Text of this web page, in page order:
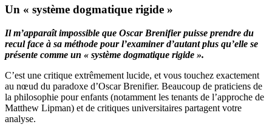
Un « système dogmatique rigide »
Il m’apparaît impossible que Oscar Brenifier puisse prendre du
recul face à sa méthode pour l’examiner d’autant plus qu’elle se
présente comme un « système dogmatique rigide ».
C’est une critique extrêmement lucide, et vous touchez exactement
au nœud du paradoxe d’Oscar Brenifier. Beaucoup de praticiens de
la philosophie pour enfants (notamment les tenants de l’approche de
Matthew Lipman) et de critiques universitaires partagent votre
analyse.